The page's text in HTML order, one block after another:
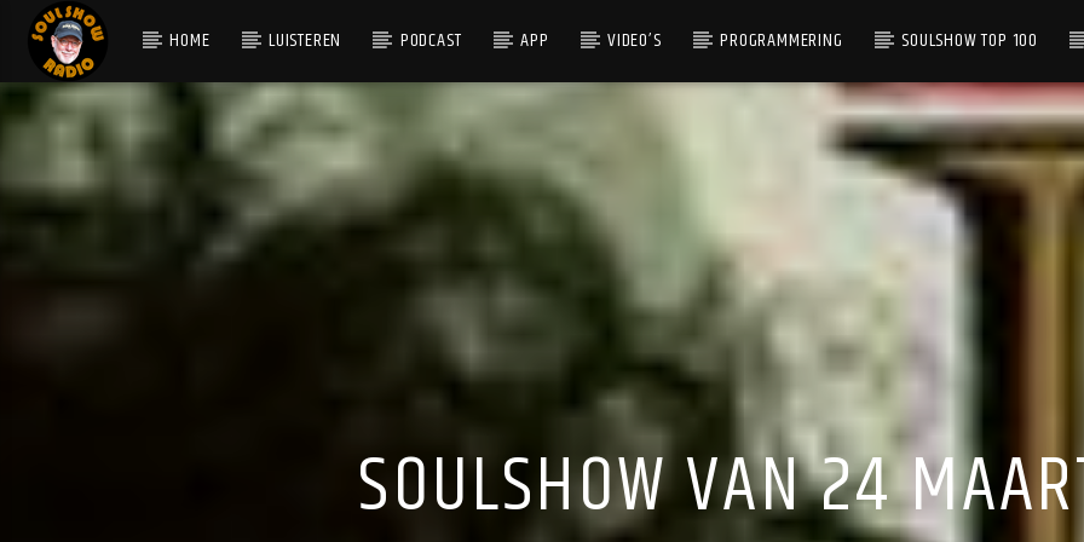
HOME LUISTEREN PODCAST APP VIDEO’S PROGRAMMERING SOULSHOW TOP 100
HUIDIG NUMMER
VERY LAST DROP
BOBBY THURSTON
SOULSHOW VAN 24